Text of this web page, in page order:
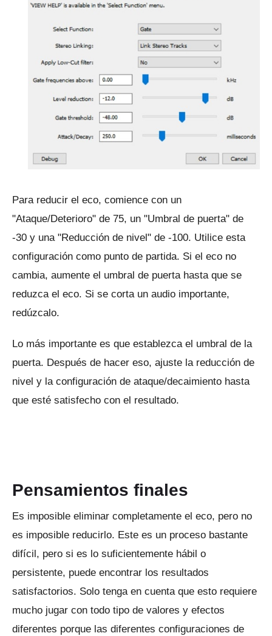
Para reducir el eco, comience con un
"Ataque/Deterioro" de 75, un "Umbral de puerta" de
-30 y una "Reducción de nivel" de -100. Utilice esta
configuración como punto de partida. Si el eco no
cambia, aumente el umbral de puerta hasta que se
reduzca el eco. Si se corta un audio importante,
redúzcalo.
Lo más importante es que establezca el umbral de la
puerta. Después de hacer eso, ajuste la reducción de
nivel y la configuración de ataque/decaimiento hasta
que esté satisfecho con el resultado.
Pensamientos finales
Es imposible eliminar completamente el eco, pero no
es imposible reducirlo. Este es un proceso bastante
difícil, pero si es lo suficientemente hábil o
persistente, puede encontrar los resultados
satisfactorios. Solo tenga en cuenta que esto requiere
mucho jugar con todo tipo de valores y efectos
diferentes porque las diferentes configuraciones de